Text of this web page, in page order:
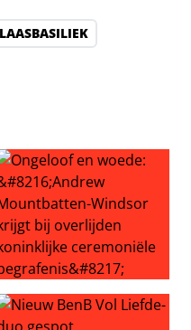
samen: ‘Vieze Jack
en woede: